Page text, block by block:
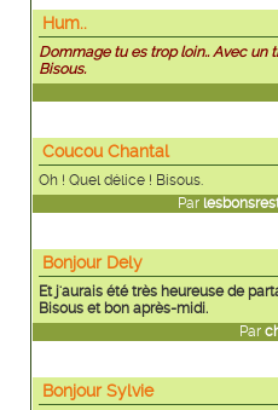
Hum..
Dommage tu es trop loin.. Avec un
Bisous.
Coucou Chantal
Oh ! Quel délice ! Bisous.
Par
Bonjour Dely
Et j'aurais été très heureuse de
Bisous et bon après-midi.
Par
Bonjour Sylvie